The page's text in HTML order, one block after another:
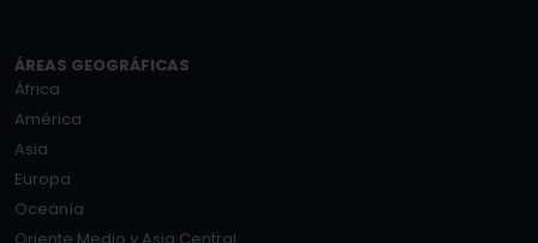
ÁREAS GEOGRÁFICAS
África
América
Asia
Europa
Oceanía